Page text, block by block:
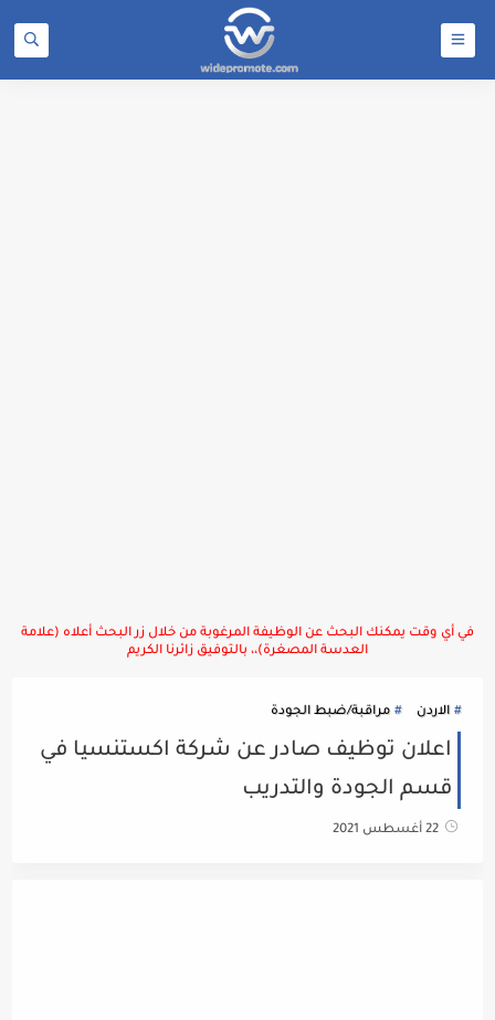
في أي وقت يمكنك البحث عن الوظيفة المرغوبة من خلال زر البحث أعلاه (علامة
العدسة المصغرة)،، بالتوفيق زائرنا الكريم
الاردن مراقبة/ضبط الجودة
اعلان توظيف صادر عن شركة اكستنسيا في
قسم الجودة والتدريب
22 أغسطس 2021